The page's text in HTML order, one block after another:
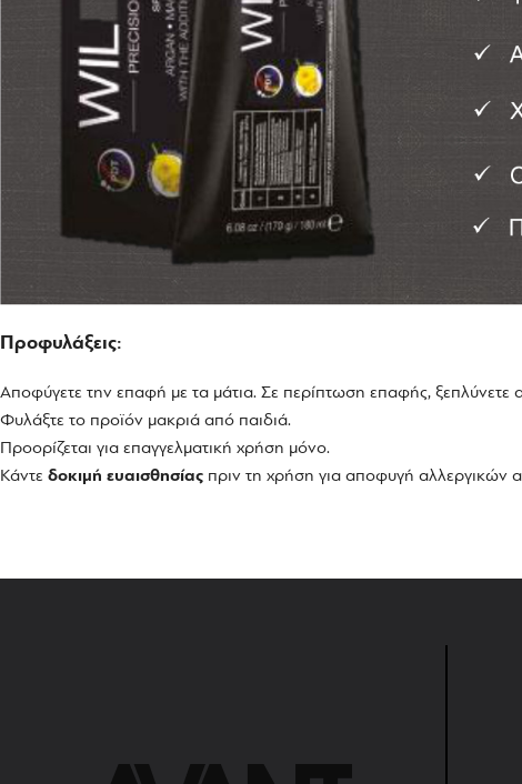
Προφυλάξεις:
Αποφύγετε την επαφή με τα μάτια. Σε περίπτωση επαφής,
Φυλάξτε το προϊόν μακριά από παιδιά.
Προορίζεται για επαγγελματική χρήση μόνο.
Κάντε δοκιμή ευαισθησίας πριν τη χρήση για αποφυγή αλλεργικών